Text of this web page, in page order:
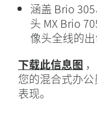
涵盖 Brio
头 MX Brio
像头全线的
下载此信息图
您的混合式办
表现。